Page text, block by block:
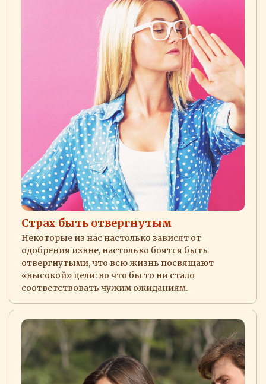
Страх быть отвергнутым
Некоторые из нас настолько зависят от
одобрения извне, настолько боятся быть
отвергнутыми, что всю жизнь посвящают
«высокой» цели: во что бы то ни стало
соответствовать чужим ожиданиям.